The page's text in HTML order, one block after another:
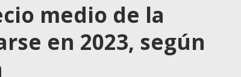
medio de la
en 2023, según